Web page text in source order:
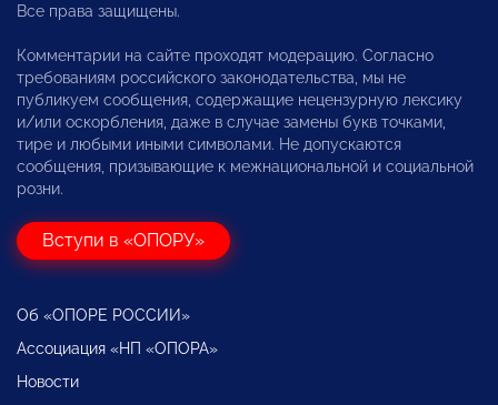
Все права защищены.
Комментарии на сайте проходят модерацию. Согласно
требованиям российского законодательства, мы не
публикуем сообщения, содержащие нецензурную лексику
и/или оскорбления, даже в случае замены букв точками,
тире и любыми иными символами. Не допускаются
сообщения, призывающие к межнациональной и социальной
розни.
Вступи в «ОПОРУ»
Об «ОПОРЕ РОССИИ»
Ассоциация «НП «ОПОРА»
Новости